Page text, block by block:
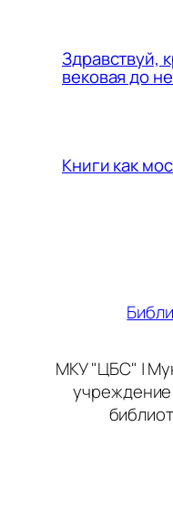
Здравствуй,
вековая до
Книги как
МКУ "ЦБС" |